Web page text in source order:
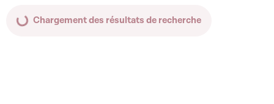
Chargement des résultats de recherche